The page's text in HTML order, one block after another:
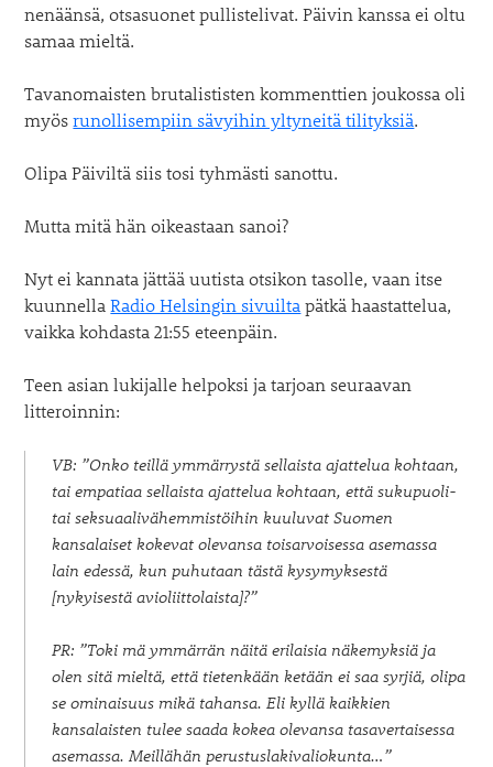
nenäänsä, otsasuonet pullistelivat. Päivin kanssa ei oltu
samaa mieltä.
Tavanomaisten brutalististen kommenttien joukossa oli
myösrunollisempiin sävyihin yltyneitä tilityksiä.
Olipa Päiviltä siis tosi tyhmästi sanottu.
Mutta mitä hän oikeastaan sanoi?
Nyt ei kannata jättää uutista otsikon tasolle, vaan itse
kuunnellaRadio Helsingin sivuilta pätkä haastattelua,
vaikka kohdasta 21:55 eteenpäin.
Teen asian lukijalle helpoksi ja tarjoan seuraavan
litteroinnin:
VB: ”Onko teillä ymmärrystä sellaista ajattelua kohtaan,
tai empatiaa sellaista ajattelua kohtaan, että sukupuoli-
tai seksuaalivähemmistöihin kuuluvat Suomen
kansalaiset kokevat olevansa toisarvoisessa asemassa
lain edessä, kun puhutaan tästä kysymyksestä
[nykyisestä avioliittolaista]?”
PR: ”Toki mä ymmärrän näitä erilaisia näkemyksiä ja
olen sitä mieltä, että tietenkään ketään ei saa syrjiä, olipa
se ominaisuus mikä tahansa. Eli kyllä kaikkien
kansalaisten tulee saada kokea olevansa tasavertaisessa
asemassa. Meillähän perustuslakivaliokunta…”